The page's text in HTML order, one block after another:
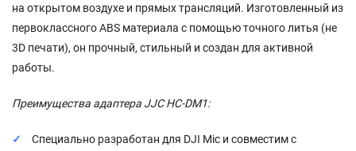
на открытом воздухе и прямых трансляций. Изготовленный из
первоклассного ABS материала с помощью точного литья (не
3D печати), он прочный, стильный и создан для активной
работы.
Преимущества адаптера JJC HC-DM1:
Специально разработан для DJI Mic и совместим с